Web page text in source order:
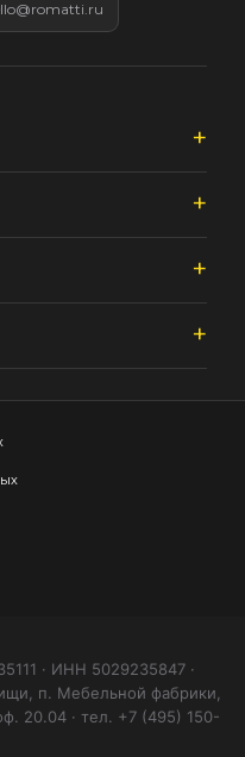
· ИНН 5029235847 ·
п. Мебельной фабрики,
20.04 · тел. +7 (495) 150-